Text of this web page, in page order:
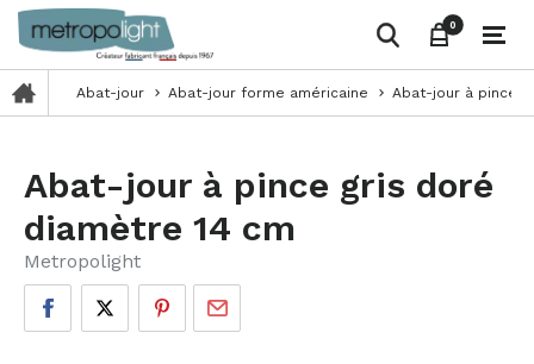
0
0
Abat-jour keyboard_arrow_right Abat-jour forme américaine keyboard_arrow_right Abat-jour à pince
Abat-jour à pince gris doré
diamètre 14 cm
Metropolight